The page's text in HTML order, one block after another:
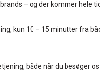
– og der kommer hele
kun 10 – 15 minutter fra
både når du besøger